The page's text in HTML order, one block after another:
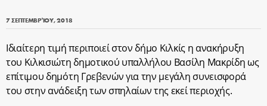
7 ΣΕΠΤΕΜΒΡΊΟΥ, 2018
Ιδιαίτερη τιμή περιποιεί στον δήμο Κιλκίς η ανακήρυξη
του Κιλκισιώτη δημοτικού υπαλλήλου Βασίλη Μακρίδη ως
επίτιμου δημότη Γρεβενών για την μεγάλη συνεισφορά
του στην ανάδειξη των σπηλαίων της εκεί περιοχής.